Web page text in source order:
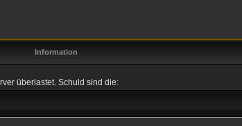
Information
überlastet. Schuld sind die: